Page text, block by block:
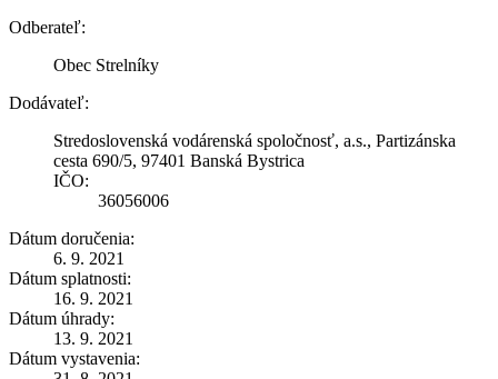
Odberateľ:
Obec Strelníky
Dodávateľ:
Stredoslovenská vodárenská spoločnosť, a.s., Partizánska
cesta 690/5, 97401 Banská Bystrica
IČO:
36056006
Dátum doručenia:
6. 9. 2021
Dátum splatnosti:
16. 9. 2021
Dátum úhrady:
13. 9. 2021
Dátum vystavenia: